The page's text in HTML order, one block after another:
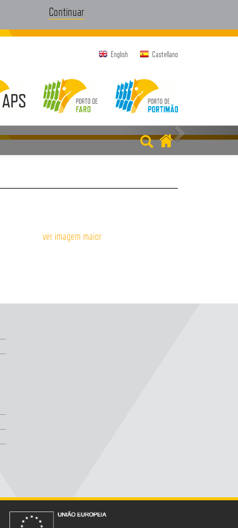
Continuar
English Castellano
ver imagem maior